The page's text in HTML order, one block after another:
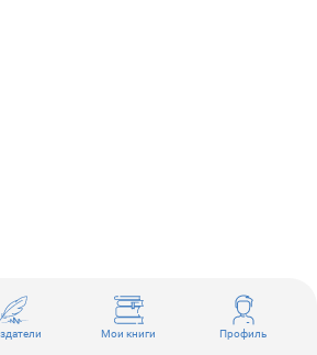
Мои книги Профиль